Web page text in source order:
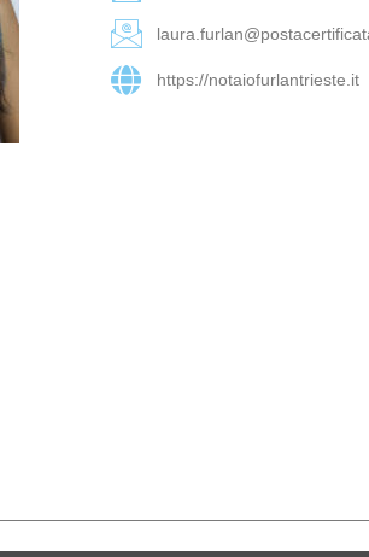
https://notaiofurlantrieste.it